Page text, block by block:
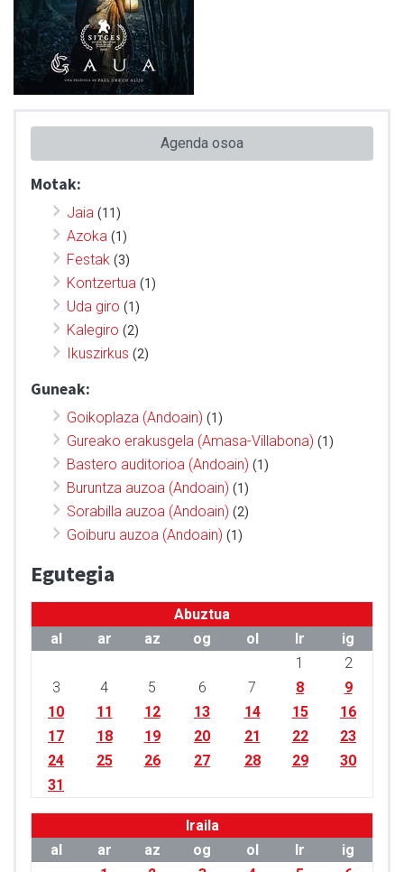
Agenda osoa
Motak:
Jaia (11)
Azoka (1)
Festak (3)
Kontzertua (1)
Uda giro (1)
Kalegiro (2)
Ikuszirkus (2)
Guneak:
Goikoplaza (Andoain) (1)
Gureako erakusgela (Amasa-Villabona) (1)
Bastero auditorioa (Andoain) (1)
Buruntza auzoa (Andoain) (1)
Sorabilla auzoa (Andoain) (2)
Goiburu auzoa (Andoain) (1)
Egutegia
Abuztua
al
ar az og ol lr
ig
1
2
3
4 5 6 7 8
9
10
11 12 13 14 15
16
17
18 19 20 21 22
23
24
25 26 27 28 29
30
31
Iraila
al
ar az og ol lr
ig